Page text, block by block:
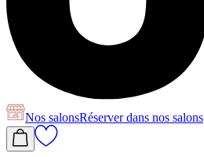
Nos salonsRéserverdans nos salons